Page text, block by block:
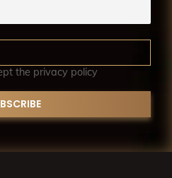
the privacy policy